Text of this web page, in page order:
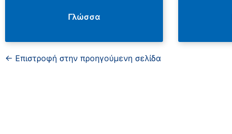
Γλώσσα
← Επιστροφή στην προηγούμενη σελίδα